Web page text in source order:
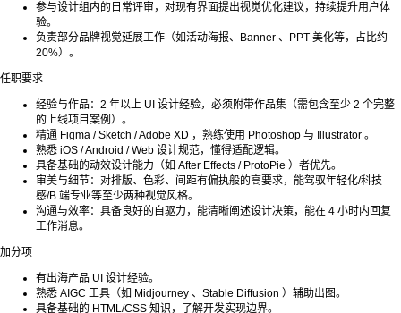
参与设计组内的日常评审，对现有界面提出视觉优化建议，持续提升用户体
验。
负责部分品牌视觉延展工作（如活动海报、Banner 、PPT 美化等，占比约
20%）。
任职要求
经验与作品：2 年以上 UI 设计经验，必须附带作品集（需包含至少 2 个完整
的上线项目案例）。
精通 Figma / Sketch / Adobe XD ，熟练使用 Photoshop 与 Illustrator 。
熟悉 iOS / Android / Web 设计规范，懂得适配逻辑。
具备基础的动效设计能力（如 After Effects / ProtoPie ）者优先。
审美与细节：对排版、色彩、间距有偏执般的高要求，能驾驭年轻化/科技
感/B 端专业等至少两种视觉风格。
沟通与效率：具备良好的自驱力，能清晰阐述设计决策，能在 4 小时内回复
工作消息。
加分项
有出海产品 UI 设计经验。
熟悉 AIGC 工具（如 Midjourney 、Stable Diffusion ）辅助出图。
具备基础的 HTML/CSS 知识，了解开发实现边界。